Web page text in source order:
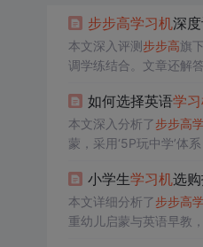
步步高学习机深度
本文深入评测步步高旗下
调学练结合。文章还解
如何选择英语学
本文深入分析了步步高
蒙，采用‘5P玩中学’体
小学生学习机选购
本文详细分析了步步高
重幼儿启蒙与英语早教